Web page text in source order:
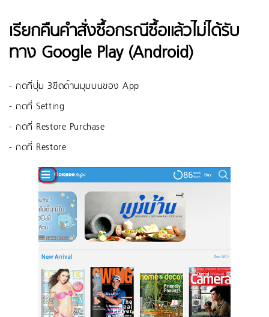
เรียกคืนคำสั่งซื้อกรณีซื้อแล้วไม่ได้รับ
ทาง Google Play (Android)
- กดที่ปุ่ม 3ขีดด้านมุมบนของ App
- กดที่ Setting
- กดที่ Restore Purchase
- กดที่ Restore